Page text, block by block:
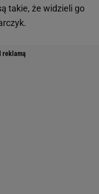
takie, że widzieli go